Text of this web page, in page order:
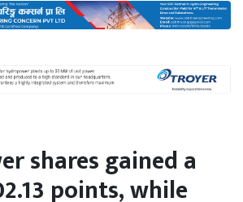
shares gained a
points, while